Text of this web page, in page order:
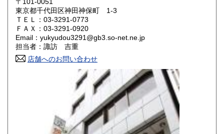
山口県 430円
香川県 430円 愛媛県
高知県 430円
430円 長崎県
430円 大分県
430円 鹿児島県
〒101-0051
東京都千代田区神田神保町 1-3
ＴＥＬ：03-3291-0773
ＦＡＸ：03-3291-0920
Email：yukyudou3291@gb3.so-net.ne.jp
担当者：諏訪 吉重
店舗へのお問い合わせ